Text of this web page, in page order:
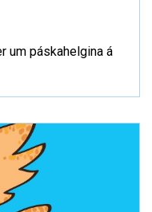
um páskahelgina á